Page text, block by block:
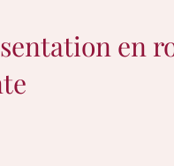
en